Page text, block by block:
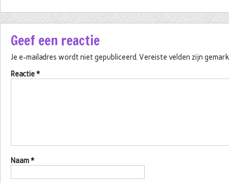
Geef een reactie
Je e-mailadres wordt niet gepubliceerd. Vereiste velden zijn
Reactie*
Naam*